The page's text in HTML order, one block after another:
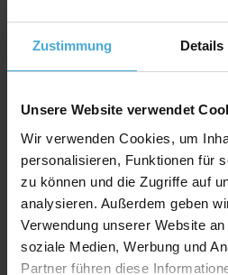
Zustimmung Details
Unsere Website verwendet
Wir verwenden Cookies, um
personalisieren, Funktionen für
zu können und die Zugriffe auf
analysieren. Außerdem geben
Verwendung unserer Website
soziale Medien, Werbung und
Partner führen diese
Rückwand mit einem
verbunden. Die Grafik/das
Klebestreifen, Grafik- bzw.
oder auch Fälzeln auf der
fertig.
Passepartout Spezifikation
Stäke: 1,4mm (optional
2,5mm Stärke erhältlich)
Kern: weiß